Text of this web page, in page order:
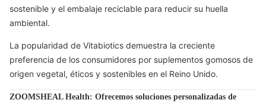
sostenible y el embalaje reciclable para reducir su huella
ambiental.
La popularidad de Vitabiotics demuestra la creciente
preferencia de los consumidores por suplementos gomosos de
origen vegetal, éticos y sostenibles en el Reino Unido.
ZOOMSHEAL Health: Ofrecemos soluciones personalizadas de